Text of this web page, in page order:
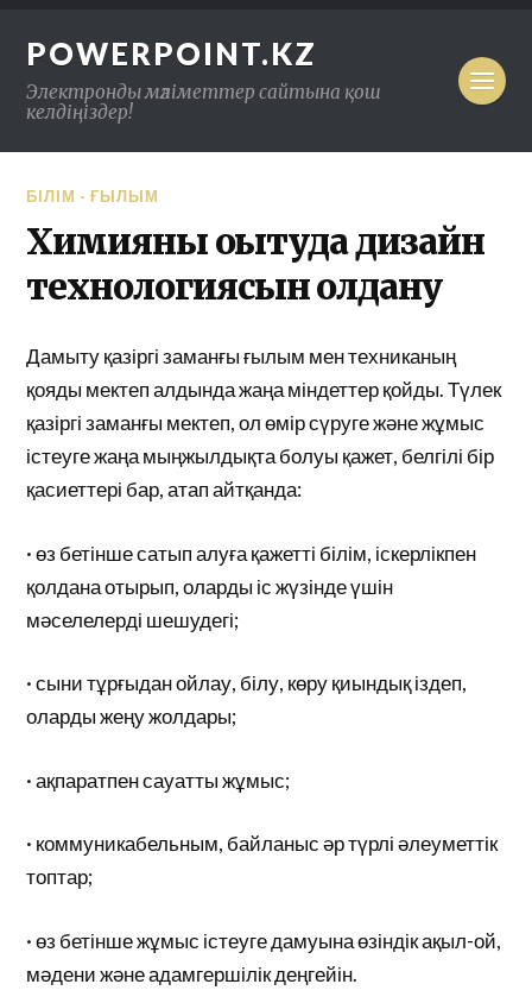
POWERPOINT.KZ
Электронды мәліметтер сайтына қош
келдіңіздер!
БІЛІМ - ҒЫЛЫМ
Химияны оқытуда дизайн
технологиясын қолдану
Дамыту қазіргі заманғы ғылым мен техниканың
қояды мектеп алдында жаңа міндеттер қойды. Түлек
қазіргі заманғы мектеп, ол өмір сүруге және жұмыс
істеуге жаңа мыңжылдықта болуы қажет, белгілі бір
қасиеттері бар, атап айтқанда:
· өз бетінше сатып алуға қажетті білім, іскерлікпен
қолдана отырып, оларды іс жүзінде үшін
мәселелерді шешудегі;
· сыни тұрғыдан ойлау, білу, көру қиындық іздеп,
оларды жеңу жолдары;
· ақпаратпен сауатты жұмыс;
· коммуникабельным, байланыс әр түрлі әлеуметтік
топтар;
· өз бетінше жұмыс істеуге дамуына өзіндік ақыл-ой,
мәдени және адамгершілік деңгейін.